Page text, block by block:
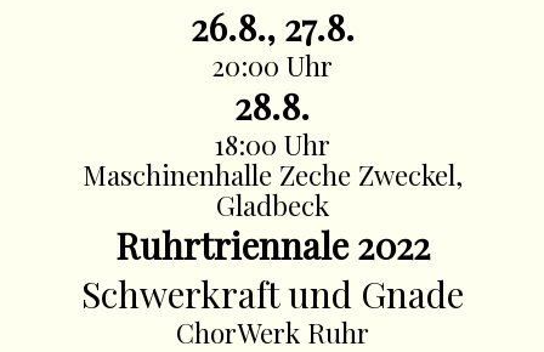
26.8., 27.8.
20:00 Uhr
28.8.
18:00 Uhr
Maschinenhalle Zeche Zweckel,
Gladbeck
Ruhrtriennale 2022
Schwerkraft und Gnade
ChorWerk Ruhr